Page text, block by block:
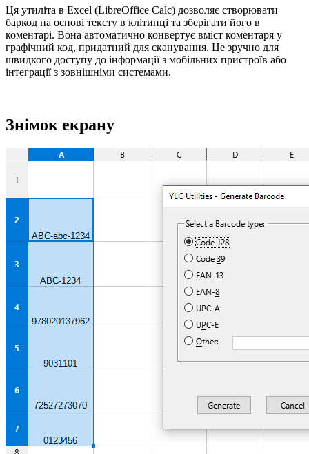
Ця утиліта в Excel (LibreOffice Calc) дозволяє створювати
баркод на основі тексту в клітинці та зберігати його в
коментарі. Вона автоматично конвертує вміст коментаря у
графічний код, придатний для сканування. Це зручно для
швидкого доступу до інформації з мобільних пристроїв або
інтеграції з зовнішніми системами.
Знімок екрану